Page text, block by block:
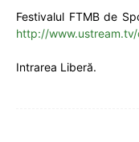
Festivalul FTMB de
http://
Intrarea Liberă.